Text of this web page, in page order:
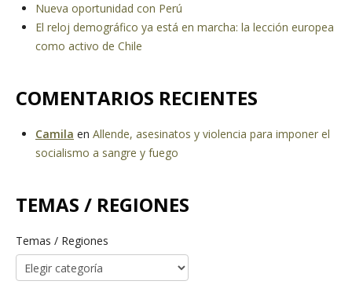
Nueva oportunidad con Perú
El reloj demográfico ya está en marcha: la lección europea
como activo de Chile
COMENTARIOS RECIENTES
Camila en Allende, asesinatos y violencia para imponer el
socialismo a sangre y fuego
TEMAS / REGIONES
Temas / Regiones